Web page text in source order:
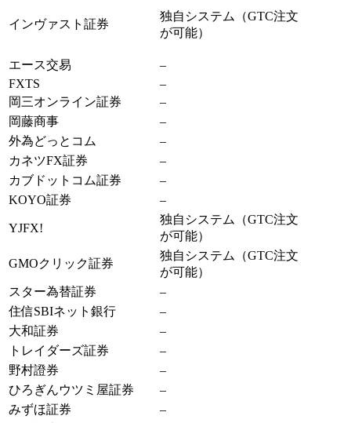
インヴァスト証券
独自システム（GTC注文
が可能）
エース交易
–
FXTS
–
岡三オンライン証券
–
岡藤商事
–
外為どっとコム
–
カネツFX証券
–
カブドットコム証券
–
KOYO証券
–
YJFX!
独自システム（GTC注文
が可能）
GMOクリック証券
独自システム（GTC注文
が可能）
スター為替証券
–
住信SBIネット銀行
–
大和証券
–
トレイダーズ証券
–
野村證券
–
ひろぎんウツミ屋証券
–
みずほ証券
–